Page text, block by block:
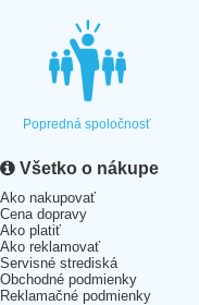
Popredná spoločnosť
Všetko o nákupe
Ako nakupovať
Cena dopravy
Ako platiť
Ako reklamovať
Servisné strediská
Obchodné podmienky
Reklamačné podmienky